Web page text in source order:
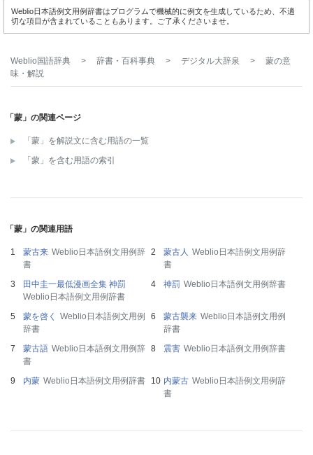
Weblio日本語例文用例辞書はプログラムで機械的に例文を生成しているため、不適
切な項目が含まれていることもあります。ご了承くださいませ。
Weblio国語辞典 > 辞書・百科事典 > デジタル大辞泉 > 蒙の意
味・解説
「蒙」の関連ページ
「蒙」を解説文に含む用語の一覧
「蒙」を含む用語の索引
「蒙」の関連用語
蒙古来 Weblio日本語例文用例辞
書
蒙古人 Weblio日本語例文用例辞
書
田中圭一最低漫画全集 神罰
Weblio日本語例文用例辞書
神罰 Weblio日本語例文用例辞書
蒙を啓く
Weblio日本語例文用例
辞書
蒙古襲来 Weblio日本語例文用例
辞書
蒙古語 Weblio日本語例文用例辞
書
震害 Weblio日本語例文用例辞書
内蒙 Weblio日本語例文用例辞書 内蒙古 Weblio日本語例文用例辞
書